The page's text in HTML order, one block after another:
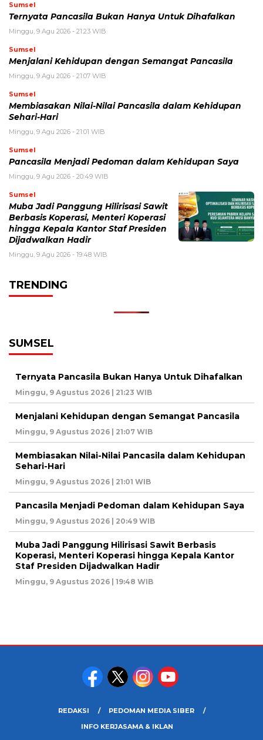
Sumsel
Ternyata Pancasila Bukan Hanya Untuk Dihafalkan
Minggu, 9 Agu 2026 - 21:23 WIB
Sumsel
Menjalani Kehidupan dengan Semangat Pancasila
Minggu, 9 Agu 2026 - 21:07 WIB
Sumsel
Membiasakan Nilai-Nilai Pancasila dalam Kehidupan
Sehari-Hari
Minggu, 9 Agu 2026 - 21:01 WIB
Sumsel
Pancasila Menjadi Pedoman dalam Kehidupan Saya
Minggu, 9 Agu 2026 - 20:49 WIB
Sumsel
Muba Jadi Panggung Hilirisasi Sawit
Berbasis Koperasi, Menteri Koperasi
hingga Kepala Kantor Staf Presiden
Dijadwalkan Hadir
Minggu, 9 Agu 2026 - 19:48 WIB
TRENDING
SUMSEL
Ternyata Pancasila Bukan Hanya Untuk Dihafalkan
Minggu, 9 Agustus 2026 | 21:23 WIB
Menjalani Kehidupan dengan Semangat Pancasila
Minggu, 9 Agustus 2026 | 21:07 WIB
Membiasakan Nilai-Nilai Pancasila dalam Kehidupan
Sehari-Hari
Minggu, 9 Agustus 2026 | 21:01 WIB
Pancasila Menjadi Pedoman dalam Kehidupan Saya
Minggu, 9 Agustus 2026 | 20:49 WIB
Muba Jadi Panggung Hilirisasi Sawit Berbasis
Koperasi, Menteri Koperasi hingga Kepala Kantor
Staf Presiden Dijadwalkan Hadir
Minggu, 9 Agustus 2026 | 19:48 WIB
REDAKSI
PEDOMAN MEDIA SIBER
INFO KERJASAMA & IKLAN